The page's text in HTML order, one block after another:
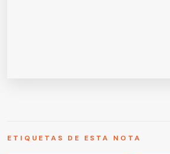
ETIQUETAS DE ESTA NOTA